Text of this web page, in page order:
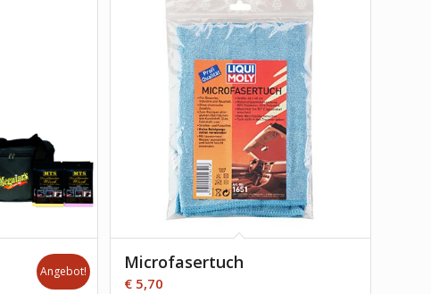
Angebot! Microfasertuch
€5,70